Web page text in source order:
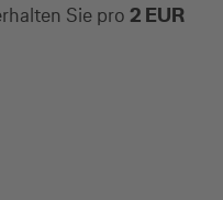
Sie pro 2 EUR